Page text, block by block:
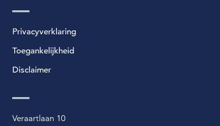
Privacyverklaring
Toegankelijkheid
Disclaimer
Veraartlaan 10